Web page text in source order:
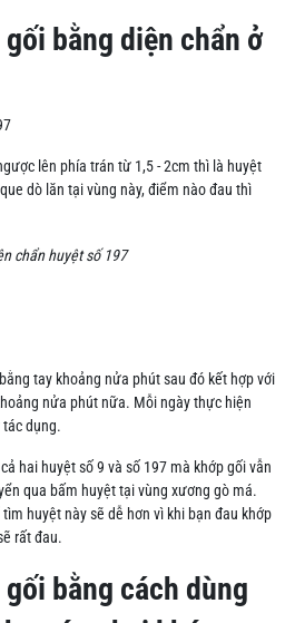
bằng diện chẩn ở
lên phía trán từ 1,5 - 2cm thì là huyệt
dò lăn tại vùng này, điểm nào đau thì
tay khoảng nửa phút sau đó kết hợp với
nửa phút nữa. Mỗi ngày thực hiện
dụng.
hai huyệt số 9 và số 197 mà khớp gối vẫn
qua bấm huyệt tại vùng xương gò má.
huyệt này sẽ dễ hơn vì khi bạn đau khớp
rất đau.
bằng cách dùng